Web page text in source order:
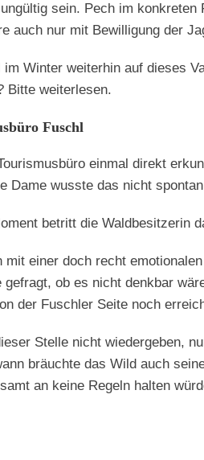
sein. Pech im
auch nur mit Bewilligung der
im Winter weiterhin auf dieses
Bitte weiterlesen.
Fuschl
einmal direkt
Dame wusste das nicht
betritt die Waldbesitzerin
mit einer doch recht
gefragt, ob es nicht denkbar
der Fuschler Seite noch
Stelle nicht wiedergeben,
bräuchte das Wild auch
an keine Regeln halten